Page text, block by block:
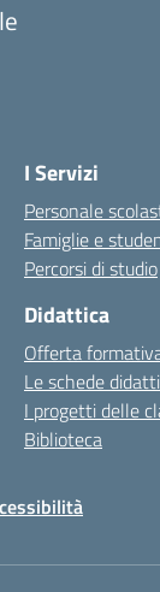
I Servizi
Personale
Famiglie e
Percorsi di studio
Didattica
Offerta
Le schede
I progetti delle
Biblioteca